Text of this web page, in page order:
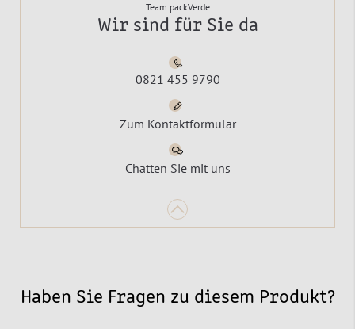
Team packVerde
Wir sind für Sie da
0821 455 9790
Zum Kontaktformular
Chatten Sie mit uns
Haben Sie Fragen zu diesem Produkt?